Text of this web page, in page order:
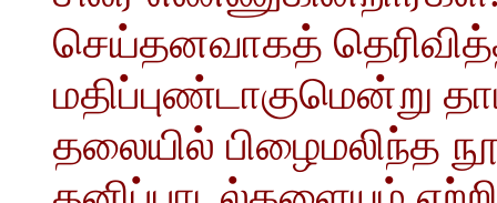
செய்தனவாகத்
மதிப்புண்டாகுமென்று
தலையில் பிழைமலிந்த